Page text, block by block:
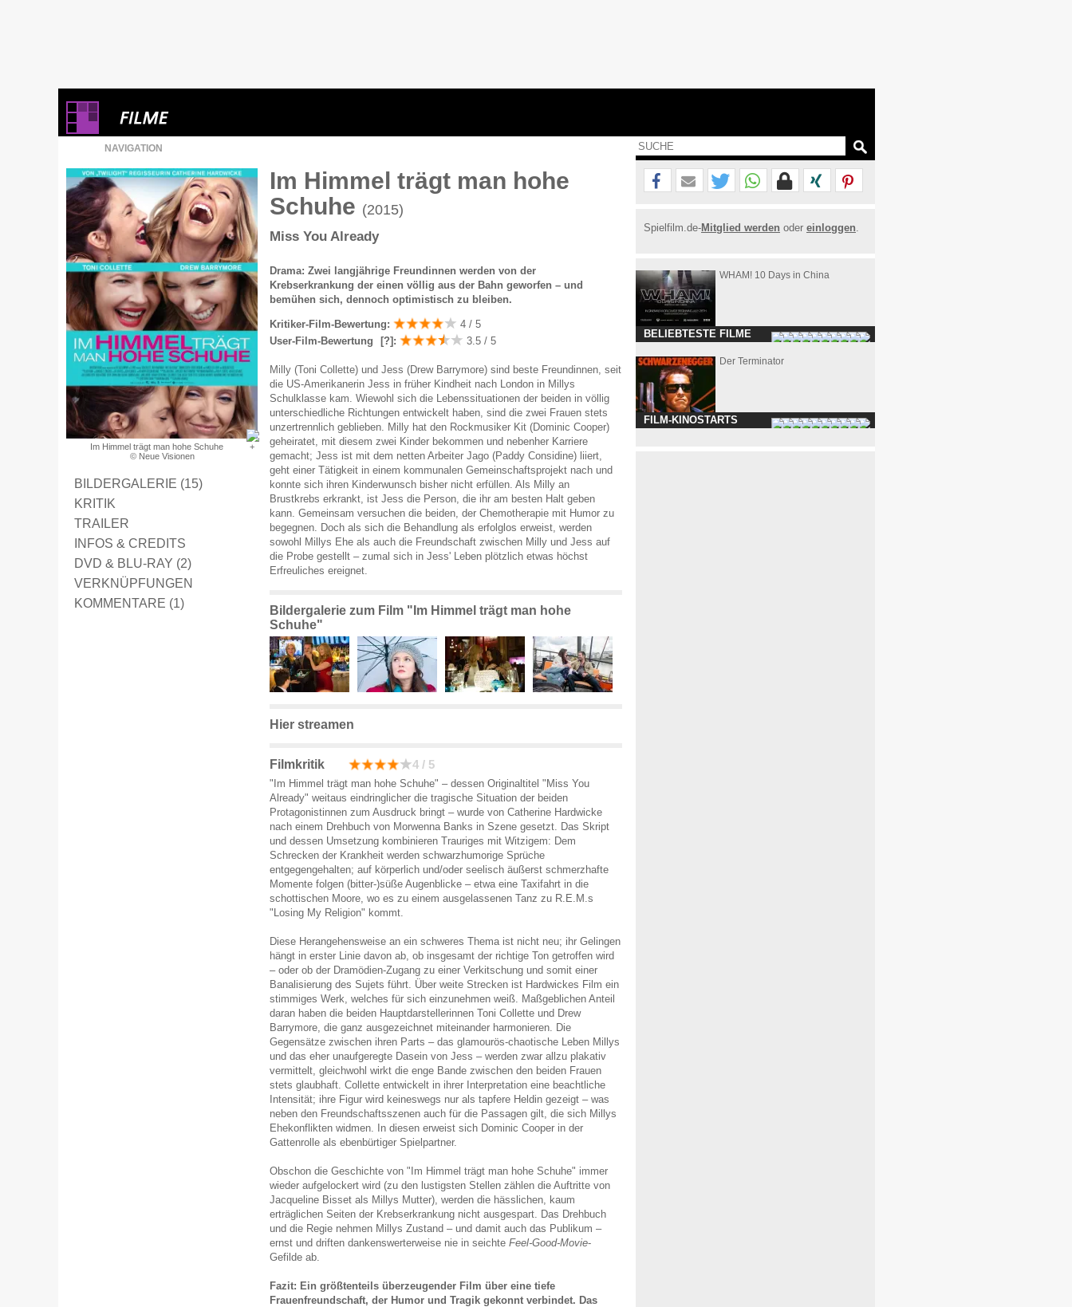
NAVIGATION
Im Himmel trägt man hohe Schuhe
© Neue Visionen
BILDERGALERIE (15)
KRITIK
TRAILER
INFOS & CREDITS
DVD & BLU-RAY (2)
VERKNÜPFUNGEN
KOMMENTARE (1)
Im Himmel trägt man hohe
Schuhe (2015)
Miss You Already
Drama: Zwei langjährige Freundinnen werden von der
Krebserkrankung der einen völlig aus der Bahn geworfen – und
bemühen sich, dennoch optimistisch zu bleiben.
Kritiker-Film-Bewertung:
4 / 5
User-Film-Bewertung
[?] : 3.5 / 5
Milly (Toni Collette) und Jess (Drew Barrymore) sind beste Freundinnen, seit
die US-Amerikanerin Jess in früher Kindheit nach London in Millys
Schulklasse kam. Wiewohl sich die Lebenssituationen der beiden in völlig
unterschiedliche Richtungen entwickelt haben, sind die zwei Frauen stets
unzertrennlich geblieben. Milly hat den Rockmusiker Kit (Dominic Cooper)
geheiratet, mit diesem zwei Kinder bekommen und nebenher Karriere
gemacht; Jess ist mit dem netten Arbeiter Jago (Paddy Considine) liiert,
geht einer Tätigkeit in einem kommunalen Gemeinschaftsprojekt nach und
konnte sich ihren Kinderwunsch bisher nicht erfüllen. Als Milly an
Brustkrebs erkrankt, ist Jess die Person, die ihr am besten Halt geben
kann. Gemeinsam versuchen die beiden, der Chemotherapie mit Humor zu
begegnen. Doch als sich die Behandlung als erfolglos erweist, werden
sowohl Millys Ehe als auch die Freundschaft zwischen Milly und Jess auf
die Probe gestellt – zumal sich in Jess' Leben plötzlich etwas höchst
Erfreuliches ereignet.
Bildergalerie zum Film "Im Himmel trägt man hohe
Schuhe"
Hier streamen
Filmkritik 4 / 5
"Im Himmel trägt man hohe Schuhe" – dessen Originaltitel "Miss You
Already" weitaus eindringlicher die tragische Situation der beiden
Protagonistinnen zum Ausdruck bringt – wurde von Catherine Hardwicke
nach einem Drehbuch von Morwenna Banks in Szene gesetzt. Das Skript
und dessen Umsetzung kombinieren Trauriges mit Witzigem: Dem
Schrecken der Krankheit werden schwarzhumorige Sprüche
entgegengehalten; auf körperlich und/oder seelisch äußerst schmerzhafte
Momente folgen (bitter-)süße Augenblicke – etwa eine Taxifahrt in die
schottischen Moore, wo es zu einem ausgelassenen Tanz zu R.E.M.s
"Losing My Religion" kommt.
Diese Herangehensweise an ein schweres Thema ist nicht neu; ihr Gelingen
hängt in erster Linie davon ab, ob insgesamt der richtige Ton getroffen wird
– oder ob der Dramödien-Zugang zu einer Verkitschung und somit einer
Banalisierung des Sujets führt. Über weite Strecken ist Hardwickes Film ein
stimmiges Werk, welches für sich einzunehmen weiß. Maßgeblichen Anteil
daran haben die beiden Hauptdarstellerinnen Toni Collette und Drew
Barrymore, die ganz ausgezeichnet miteinander harmonieren. Die
Gegensätze zwischen ihren Parts – das glamourös-chaotische Leben Millys
und das eher unaufgeregte Dasein von Jess – werden zwar allzu plakativ
vermittelt, gleichwohl wirkt die enge Bande zwischen den beiden Frauen
stets glaubhaft. Collette entwickelt in ihrer Interpretation eine beachtliche
Intensität; ihre Figur wird keineswegs nur als tapfere Heldin gezeigt – was
neben den Freundschaftsszenen auch für die Passagen gilt, die sich Millys
Ehekonflikten widmen. In diesen erweist sich Dominic Cooper in der
Gattenrolle als ebenbürtiger Spielpartner.
Obschon die Geschichte von "Im Himmel trägt man hohe Schuhe" immer
wieder aufgelockert wird (zu den lustigsten Stellen zählen die Auftritte von
Jacqueline Bisset als Millys Mutter), werden die hässlichen, kaum
erträglichen Seiten der Krebserkrankung nicht ausgespart. Das Drehbuch
und die Regie nehmen Millys Zustand – und damit auch das Publikum –
ernst und driften dankenswerterweise nie in seichte Feel-Good-Movie-
Gefilde ab.
Fazit: Ein größtenteils überzeugender Film über eine tiefe
Frauenfreundschaft, der Humor und Tragik gekonnt verbindet. Das
Spielfilm.de-Mitglied werden oder einloggen.
WHAM! 10 Days in China
BELIEBTESTE FILME
Der Terminator
FILM-KINOSTARTS